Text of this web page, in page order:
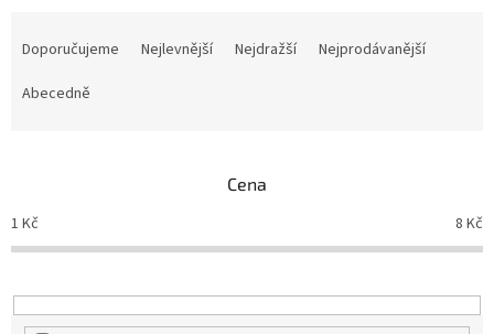
o
d
k
t
Doporučujeme Nejlevnější Nejdražší
Nejprodávanější
Abecedně
Cena
1 Kč 8 Kč